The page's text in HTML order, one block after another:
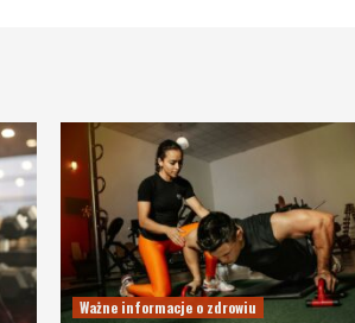
Ważne informacje o zdrowiu